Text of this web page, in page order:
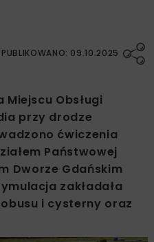
09.10.2025
Obsługi
przy drodze
ćwiczenia
Państwowej
Dworze Gdańskim
zakładała
i cysterny oraz